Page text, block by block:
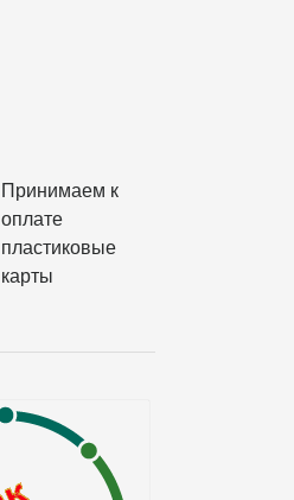
Принимаем к
оплате
пластиковые
карты